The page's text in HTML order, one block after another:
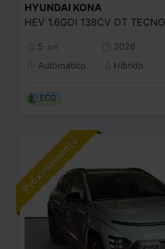
HYUNDAI KONA
HEV 1.6GDI 138CV DT TECNO
5 km
2026
Automático
Híbrido
ECO